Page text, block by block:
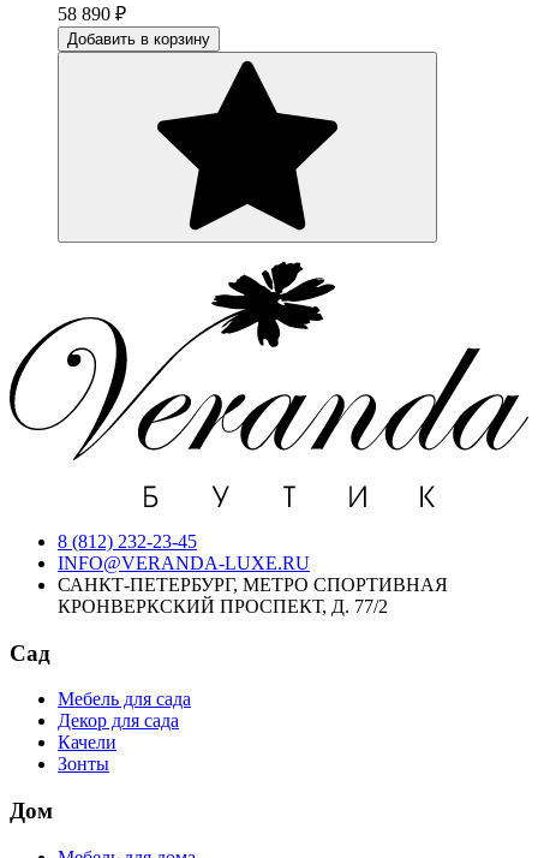
58 890 ₽
Добавить в корзину
8 (812) 232-23-45
INFO@VERANDA-LUXE.RU
САНКТ-ПЕТЕРБУРГ, МЕТРО СПОРТИВНАЯ
КРОНВЕРКСКИЙ ПРОСПЕКТ, Д. 77/2
Сад
Мебель для сада
Декор для сада
Качели
Зонты
Дом